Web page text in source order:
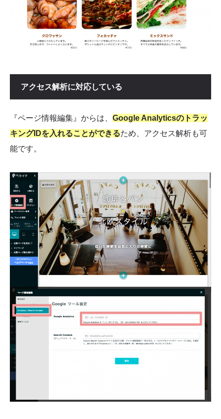
アクセス解析に対応している
『ページ情報編集』からは、 Google Analyticsのトラッ
キングIDを入れることができるため、アクセス解析も可
能です。